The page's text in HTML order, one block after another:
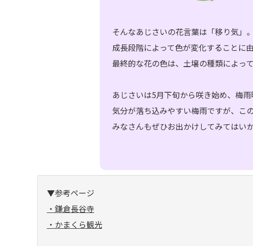
そんなあじさいの花言葉は「移り気」。
成長段階によって色が変化することに
最終的な花の色は、土壌の種類によっ
あじさいは5月下旬から咲き始め、梅雨
気分が落ち込みやすい梅雨ですが、こ
みなさんもぜひお出かけしてみてはい
▼参考ページ
・鎌倉長谷寺
・かまくら観光